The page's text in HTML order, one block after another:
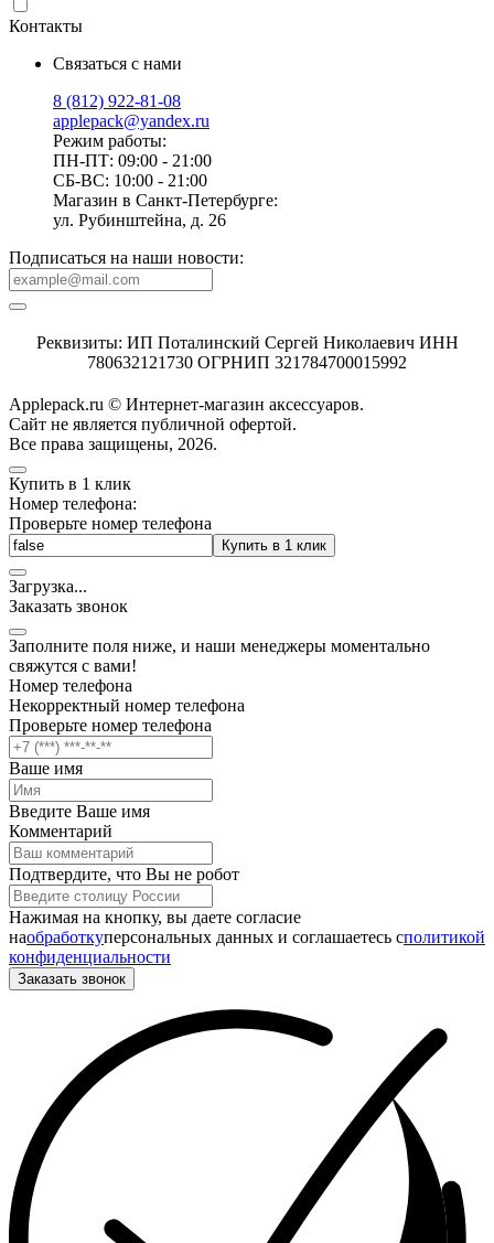
Контакты
Связаться с нами
8 (812) 922-81-08
applepack@yandex.ru
Режим работы:
ПН-ПТ: 09:00 - 21:00
СБ-ВС: 10:00 - 21:00
Магазин в Санкт-Петербурге:
ул. Рубинштейна, д. 26
Подписаться на наши новости:
Реквизиты: ИП Поталинский Сергей Николаевич ИНН
780632121730 ОГРНИП 321784700015992
Applepack.ru © Интернет-магазин аксессуаров.
Cайт не является публичной офертой.
Все права защищены, 2026.
Купить в 1 клик
Номер телефона:
Проверьте номер телефона
Купить в 1 клик
Загрузка...
Заказать звонок
Заполните поля ниже, и наши менеджеры моментально
свяжутся с вами!
Номер телефона
Некорректный номер телефона
Проверьте номер телефона
Ваше имя
Введите Ваше имя
Комментарий
Подтвердите, что Вы не робот
Нажимая на кнопку, вы даете согласие
наобработкуперсональных данных и соглашаетесь cполитикой
конфиденциальности
Заказать звонок